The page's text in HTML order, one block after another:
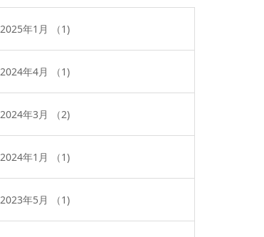
2025年1月 （1)
2024年4月 （1)
2024年3月 （2)
2024年1月 （1)
2023年5月 （1)